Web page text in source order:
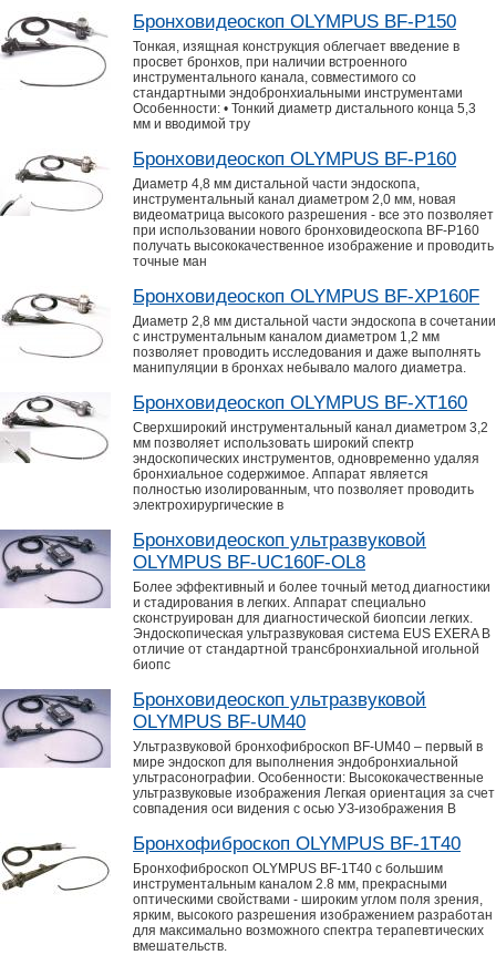
Бронховидеоскоп OLYMPUS BF-P150
Тонкая, изящная конструкция облегчает введение в
просвет бронхов, при наличии встроенного
инструментального канала, совместимого со
стандартными эндобронхиальными инструментами
Особенности: • Тонкий диаметр дистального конца 5,3
мм и вводимой тру
Бронховидеоскоп OLYMPUS BF-P160
Диаметр 4,8 мм дистальной части эндоскопа,
инструментальный канал диаметром 2,0 мм, новая
видеоматрица высокого разрешения - все это позволяет
при использовании нового бронховидеоскопа BF-P160
получать высококачественное изображение и проводить
точные ман
Бронховидеоскоп OLYMPUS BF-XP160F
Диаметр 2,8 мм дистальной части эндоскопа в сочетании
с инструментальным каналом диаметром 1,2 мм
позволяет проводить исследования и даже выполнять
манипуляции в бронхах небывало малого диаметра.
Бронховидеоскоп OLYMPUS BF-XT160
Сверхширокий инструментальный канал диаметром 3,2
мм позволяет использовать широкий спектр
эндоскопических инструментов, одновременно удаляя
бронхиальное содержимое. Аппарат является
полностью изолированным, что позволяет проводить
электрохирургические в
Бронховидеоскоп ультразвуковой
OLYMPUS BF-UC160F-OL8
Более эффективный и более точный метод диагностики
и стадирования в легких. Аппарат специально
сконструирован для диагностической биопсии легких.
Эндоскопическая ультразвуковая система EUS EXERA В
отличие от стандартной трансбронхиальной игольной
биопс
Бронховидеоскоп ультразвуковой
OLYMPUS BF-UM40
Ультразвуковой бронхофиброскоп BF-UM40 – первый в
мире эндоскоп для выполнения эндобронхиальной
ультрасонографии. Особенности: Высококачественные
ультразвуковые изображения Легкая ориентация за счет
совпадения оси видения с осью УЗ-изображения В
Бронхофиброскоп OLYMPUS BF-1T40
Бронхофиброскоп OLYMPUS BF-1T40 с большим
инструментальным каналом 2.8 мм, прекрасными
оптическими свойствами - широким углом поля зрения,
ярким, высокого разрешения изображением разработан
для максимально возможного спектра терапевтических
вмешательств.